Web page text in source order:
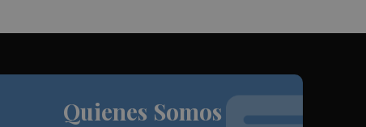
Quienes Somos